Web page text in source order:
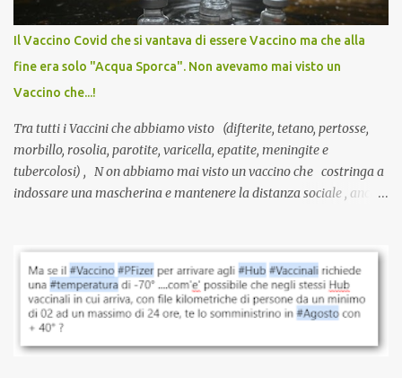
internazionale serve solo una firma. La tua. Lo si somministra
anche a persone sane, giovani, senza fattori di rischio, spesso già
serve una prescrizione. Non c’è diagnosi. Non c’è presa in carico.
L’unico atto richiesto è una fi...
Il Vaccino Covid che si vantava di essere Vaccino ma che alla
fine era solo "Acqua Sporca". Non avevamo mai visto un
Vaccino che...!
Tra tutti i Vaccini che abbiamo visto (difterite, tetano, pertosse,
morbillo, rosolia, parotite, varicella, epatite, meningite e
tubercolosi) , N on abbiamo mai visto un vaccino che costringa a
indossare una mascherina e mantenere la distanza sociale , anche
vaccinazione. Non avevamo mai sentito parlare di ricompense,
sconti, incentivi per vaccinarsi. Non avevamo mai visto
discriminazioni per coloro che non l’hanno fatto. Se non sei stato
vaccinato, nessuno aveva prima cercato di farti sentire una
persona cattiva. Non avevamo mai visto un vaccino che minacci le